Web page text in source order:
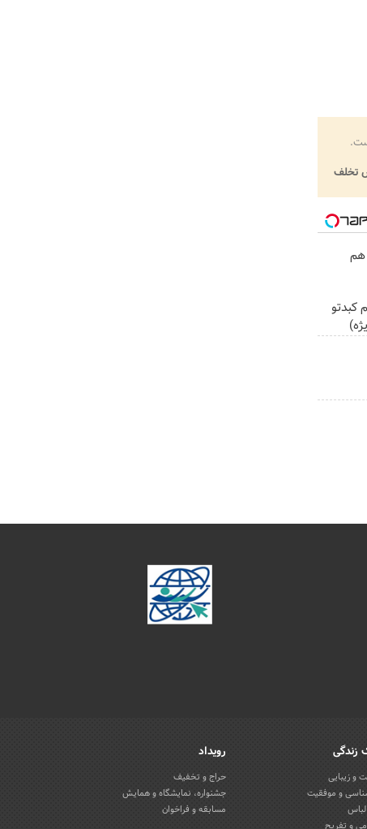
تخلف
هم
زندگی
و زیبایی
و موفقیت
و تفریح
رویداد
حراج و تخفیف
جشنواره، نمایشگاه و همایش
مسابقه و فراخوان